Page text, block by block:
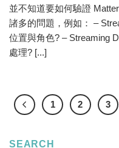
並不知道要如何驗證
諸多的問題，例如： –
位置與角色? – Streaming
處理? [...]
1 2 3
SEARCH